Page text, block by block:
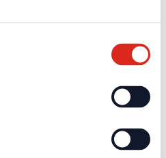
sind in dem geschützten